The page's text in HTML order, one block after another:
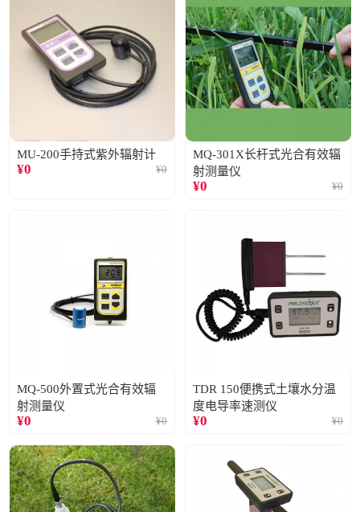
MU-200手持式紫外辐射计
¥0 ¥0
MQ-301X长杆式光合有效辐
射测量仪
¥0 ¥0
MQ-500外置式光合有效辐
射测量仪
¥0 ¥0
TDR 150便携式土壤水分温
度电导率速测仪
¥0 ¥0